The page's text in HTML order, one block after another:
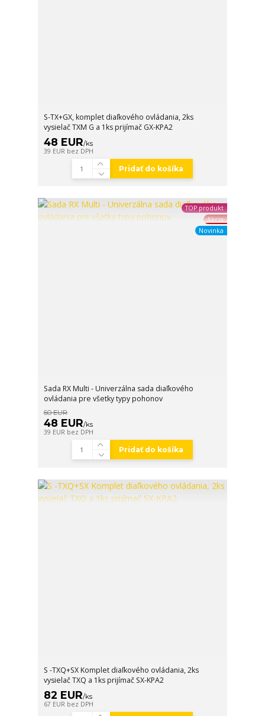
S-TX+GX, komplet diaľkového ovládania, 2ks
vysielač TXM G a 1ks prijímač GX-KPA2
48 EUR/ks
39 EUR bez DPH
Pridať do košíka
TOP produkt
Akcia
Novinka
Sada RX Multi - Univerzálna sada diaľkového
ovládania pre všetky typy pohonov
60 EUR
48 EUR/ks
39 EUR bez DPH
Pridať do košíka
S -TXQ+SX Komplet diaľkového ovládania, 2ks
vysielač TXQ a 1ks prijímač SX-KPA2
82 EUR/ks
67 EUR bez DPH